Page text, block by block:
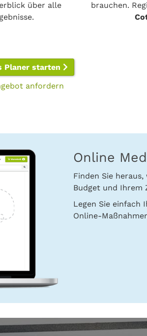
über alle
brauchen.
Planer starten
anfordern
Online
Finden Sie
Budget und Ihrem
Legen Sie einfach
Online-